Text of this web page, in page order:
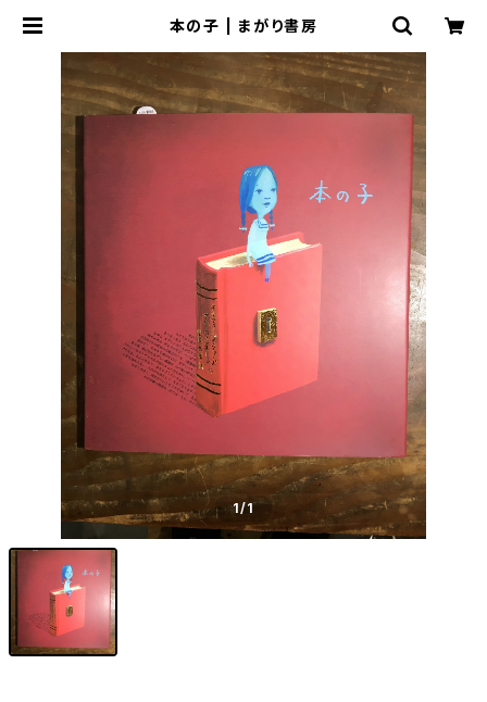
本の子 | まがり書房
1/1